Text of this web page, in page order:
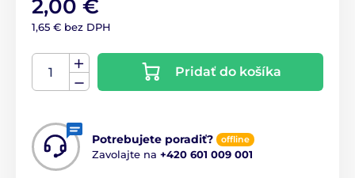
2,00 €
1,65 € bez DPH
Pridať do košíka
Potrebujete poradiť? offline
Zavolajte na +420 601 009 001